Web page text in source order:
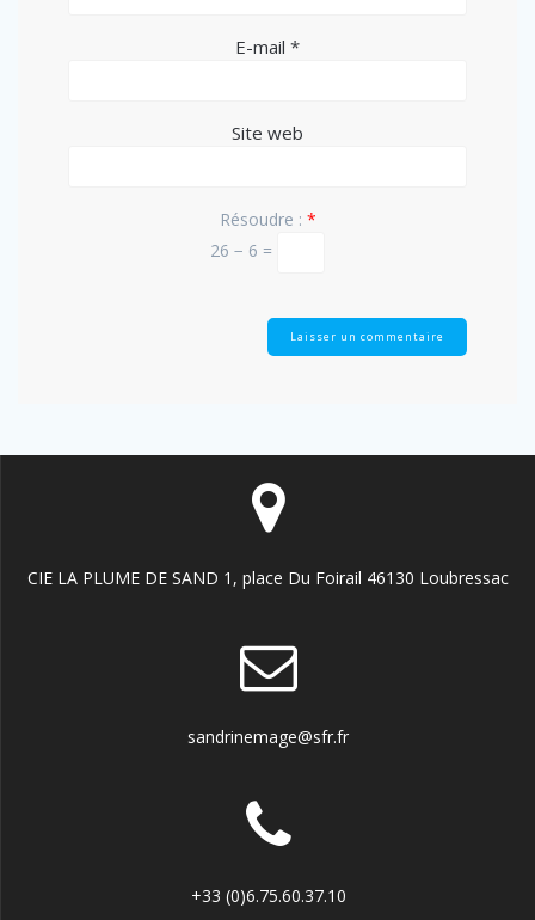
E-mail *
Site web
Résoudre : *
26 − 6 =
CIE LA PLUME DE SAND 1, place Du Foirail 46130 Loubressac
sandrinemage@sfr.fr
+33 (0)6.75.60.37.10